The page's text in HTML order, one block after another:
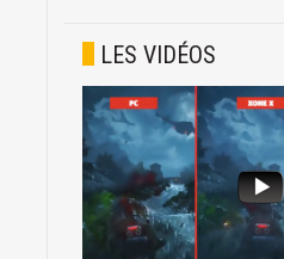
LES VIDÉOS